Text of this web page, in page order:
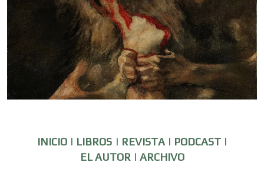
INICIO| LIBROS | REVISTA| PODCAST|
EL AUTOR | ARCHIVO